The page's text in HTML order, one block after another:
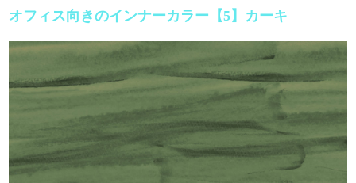
オフィス向きのインナーカラー【5】カーキ